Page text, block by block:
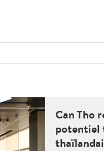
Can Tho
potentiel